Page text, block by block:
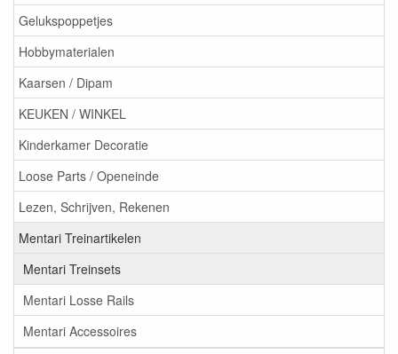
Gelukspoppetjes
Hobbymaterialen
Kaarsen / Dipam
KEUKEN / WINKEL
Kinderkamer Decoratie
Loose Parts / Openeinde
Lezen, Schrijven, Rekenen
Mentari Treinartikelen
Mentari Treinsets
Mentari Losse Rails
Mentari Accessoires